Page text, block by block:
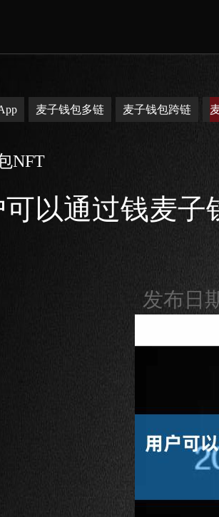
麦子钱包多链 麦子钱包跨链
NFT
可以通过钱麦
发布日